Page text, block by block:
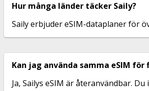
Hur många länder täcker Saily?
Saily erbjuder eSIM-dataplaner för
Kan jag använda samma eSIM för
Ja, Sailys eSIM är återanvändbar.